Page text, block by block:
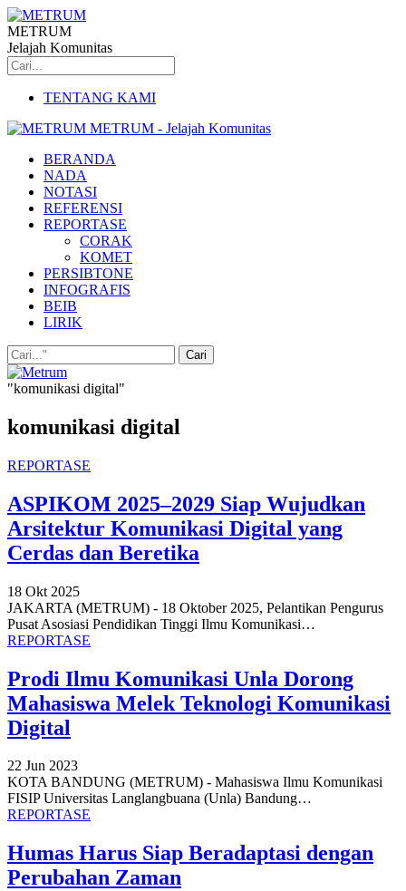
METRUM
Jelajah Komunitas
TENTANG KAMI
METRUM - Jelajah Komunitas
BERANDA
NADA
NOTASI
REFERENSI
REPORTASE
CORAK
KOMET
PERSIBTONE
INFOGRAFIS
BEIB
LIRIK
"komunikasi digital"
komunikasi digital
REPORTASE
ASPIKOM 2025–2029 Siap Wujudkan
Arsitektur Komunikasi Digital yang
Cerdas dan Beretika
18 Okt 2025
JAKARTA (METRUM) - 18 Oktober 2025, Pelantikan Pengurus
Pusat Asosiasi Pendidikan Tinggi Ilmu Komunikasi…
REPORTASE
Prodi Ilmu Komunikasi Unla Dorong
Mahasiswa Melek Teknologi Komunikasi
Digital
22 Jun 2023
KOTA BANDUNG (METRUM) - Mahasiswa Ilmu Komunikasi
FISIP Universitas Langlangbuana (Unla) Bandung…
REPORTASE
Humas Harus Siap Beradaptasi dengan
Perubahan Zaman